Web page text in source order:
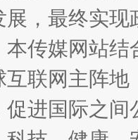
展，最终实
本传媒网站
联网主阵
促进国际之